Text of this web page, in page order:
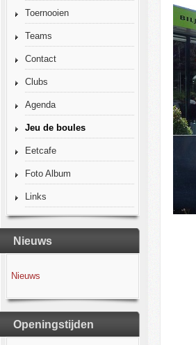
Toernooien
Teams
Contact
Clubs
Agenda
Jeu de boules
Eetcafe
Foto Album
Links
Nieuws
Nieuws
Openingstijden